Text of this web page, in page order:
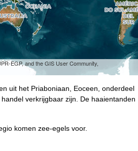
EGP, and the GIS User Community,
uit het Priaboniaan, Eoceen, onderdeel
verkrijgbaar zijn. De haaientanden
komen zee-egels voor.